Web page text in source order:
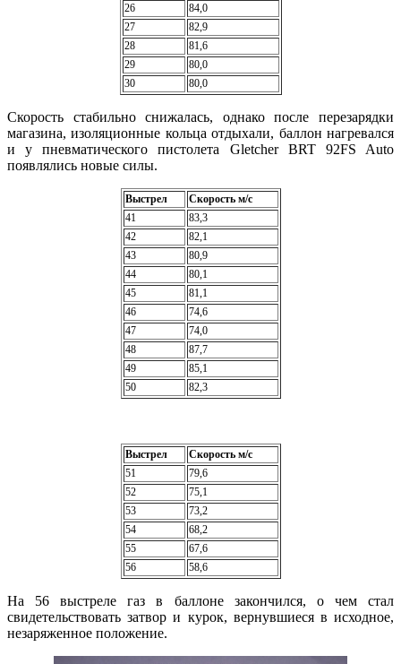
26
84,0
27
82,9
28
81,6
29
80,0
30
80,0
Скорость стабильно снижалась, однако после перезарядки
магазина, изоляционные кольца отдыхали, баллон нагревался
и у пневматического пистолета Gletcher BRT 92FS Auto
появлялись новые силы.
Выстрел
Скорость м/с
41
83,3
42
82,1
43
80,9
44
80,1
45
81,1
46
74,6
47
74,0
48
87,7
49
85,1
50
82,3
Выстрел
Скорость м/с
51
79,6
52
75,1
53
73,2
54
68,2
55
67,6
56
58,6
На 56 выстреле газ в баллоне закончился, о чем стал
свидетельствовать затвор и курок, вернувшиеся в исходное,
незаряженное положение.